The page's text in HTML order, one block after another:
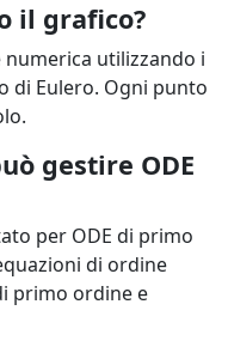
il grafico?
utilizzando i
di Eulero. Ogni punto
gestire ODE
per ODE di primo
di ordine
primo ordine e